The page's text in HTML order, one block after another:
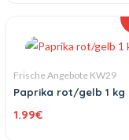
Frische Angebote KW29
Paprika rot/gelb 1 kg
1.99€